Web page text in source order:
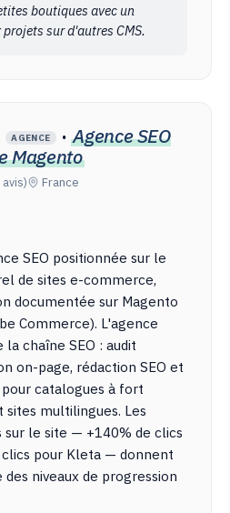
boutiques avec un
sur d'autres CMS.
AGENCE · Agence SEO
Magento
avis) France
SEO positionnée sur le
de sites e-commerce,
documentée sur Magento
Commerce). L'agence
chaîne SEO : audit
on-page, rédaction SEO et
catalogues à fort
multilingues. Les
le site — +140% de clics
pour Kleta — donnent
niveaux de progression